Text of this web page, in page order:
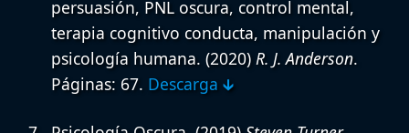
persuasión, PNL oscura, control mental,
terapia cognitivo conducta, manipulación y
psicología humana. (2020) R. J. Anderson.
Páginas: 67. Descarga 🡳